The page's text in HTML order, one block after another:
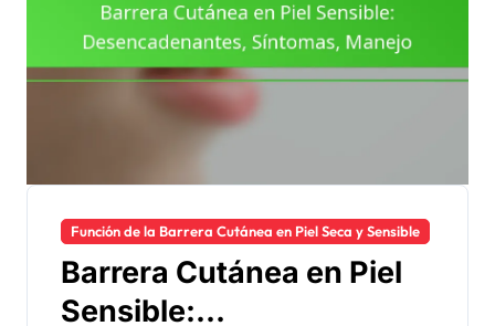
Función de la Barrera Cutánea en Piel Seca y Sensible
Barrera Cutánea en Piel
Sensible: